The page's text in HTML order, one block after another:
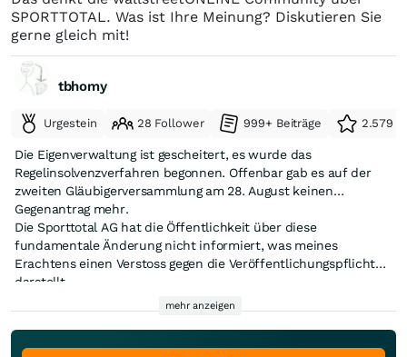
SPORTTOTAL. Was ist Ihre Meinung? Diskutieren Sie
gerne gleich mit!
tbhomy
Urgestein 28 Follower 999+ Beiträge 2.579
Die Eigenverwaltung ist gescheitert, es wurde das
Regelinsolvenzverfahren begonnen. Offenbar gab es auf der
zweiten Gläubigerversammlung am 28. August keinen
Gegenantrag mehr.
Die Sporttotal AG hat die Öffentlichkeit über diese
fundamentale Änderung nicht informiert, was meines
Erachtens einen Verstoss gegen die Veröffentlichungspflichten
darstellt.
Insolvenzverfahren über das Vermögen der im Handelsregister
mehr anzeigen